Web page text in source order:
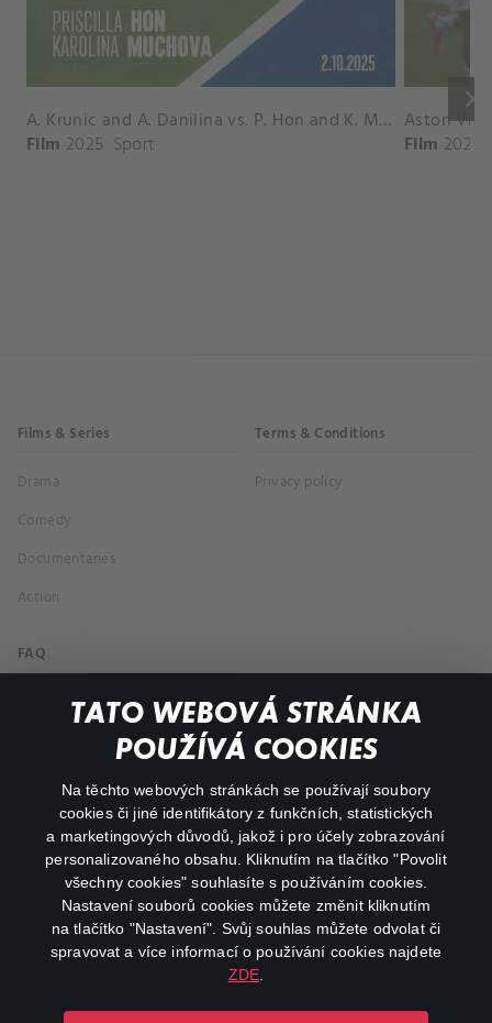
TATO WEBOVÁ STRÁNKA
POUŽÍVÁ COOKIES
Na těchto webových stránkách se používají soubory
cookies či jiné identifikátory z funkčních, statistických
a marketingových důvodů, jakož i pro účely zobrazování
personalizovaného obsahu. Kliknutím na tlačítko "Povolit
všechny cookies" souhlasíte s používáním cookies.
Nastavení souborů cookies můžete změnit kliknutím
na tlačítko "Nastavení". Svůj souhlas můžete odvolat či
spravovat a více informací o používání cookies najdete
ZDE
keyboard_arrow_right
A. Krunic and A. Danilina vs. P. Hon and K. Muchova Match Highlights - BEIJING_Capital Group Diamond ( October 02, 2025)
Film 2025 Sport Film 2026
Films & Series
Drama
Comedy
Documentaries
Action
Terms & Conditions
Privacy policy
FAQ
My profile
facebookinstagram
youtube